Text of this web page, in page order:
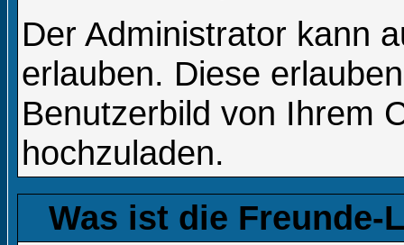
Der Administrator kann
erlauben. Diese
Benutzerbild von Ihrem
hochzuladen.
Was ist die